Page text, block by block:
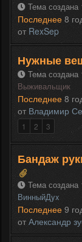
Тема создана
Последнее 8
от RexSep
Нужные
Тема создана
Выживальщик
Последнее 8
от Владимир
1 2 3
Бандаж
Тема создана
ВинныйДyx
Последнее 9
от Александр